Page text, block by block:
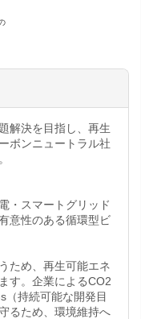
解決を目指し、再生
ボンニュートラル社
・スマートグリッド
意性のある循環型ビ
ため、再生可能エネ
す。企業によるCO2
（持続可能な開発目
るため、環境維持へ